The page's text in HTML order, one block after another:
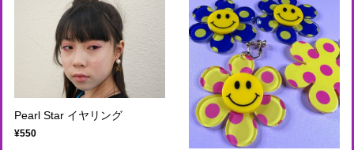
Pearl Star イヤリング
¥550